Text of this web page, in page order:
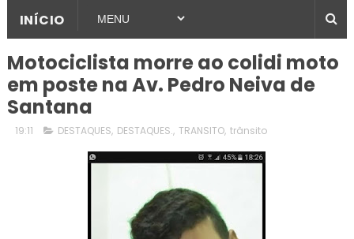
INÍCIO
Motociclista morre ao colidi moto
em poste na Av. Pedro Neiva de
Santana
19:11 DESTAQUES, DESTAQUES., TRANSITO, trânsito